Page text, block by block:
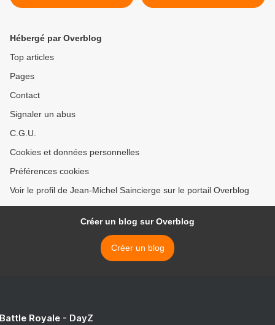
Hébergé par Overblog
Top articles
Pages
Contact
Signaler un abus
C.G.U.
Cookies et données personnelles
Préférences cookies
Voir le profil de Jean-Michel Saincierge sur le portail Overblog
Créer un blog sur Overblog
Créer un blog
Royale - DayZ